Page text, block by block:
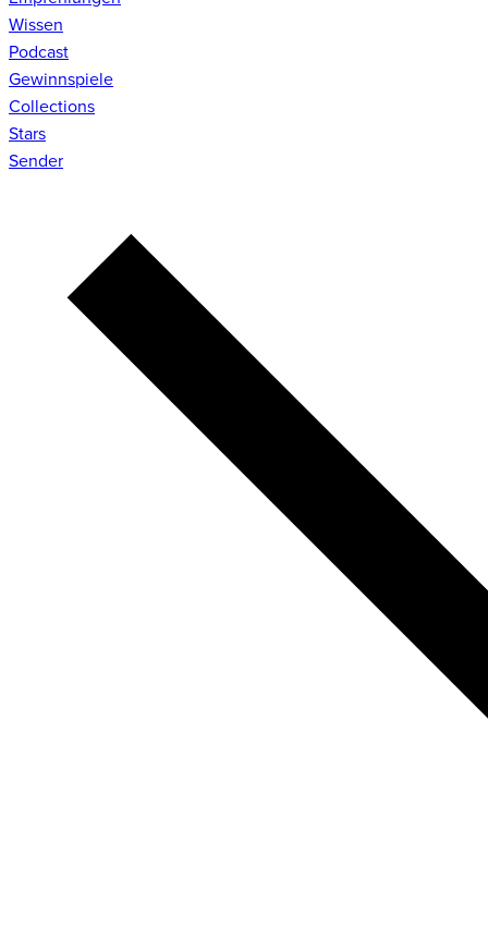
Wissen
Podcast
Gewinnspiele
Collections
Stars
Sender